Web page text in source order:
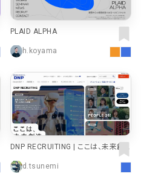
PLAID ALPHA
h.koyama
DNP RECRUITING | ここは、未来創
造プラットフォーム。 | DNP 大日本印
刷
d.tsunemi